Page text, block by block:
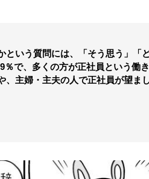
いう質問には、「そう思う」「
％で、多くの方が正社員という働
、主婦・主夫の人で正社員が望ま